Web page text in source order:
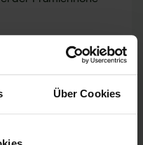
Über Cookies
Cyber-
Business-Cloud der
Unternehmen